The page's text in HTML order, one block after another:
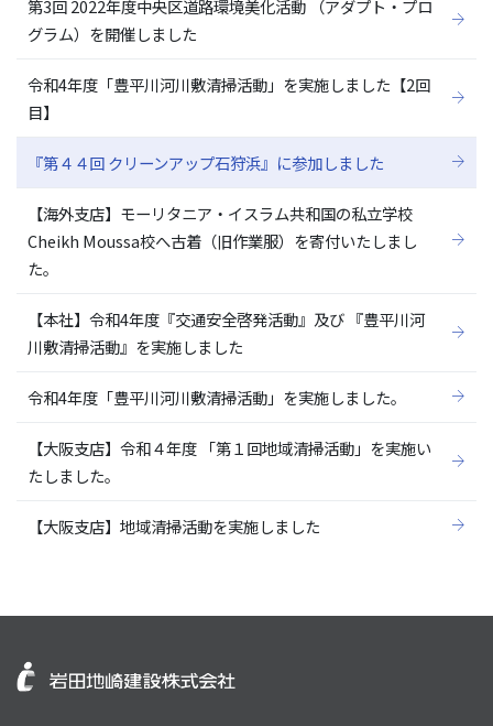
第3回 2022年度中央区道路環境美化活動 （アダプト・プロ
グラム）を開催しました
令和4年度「豊平川河川敷清掃活動」を実施しました【2回
目】
『第４４回 クリーンアップ石狩浜』に参加しました
【海外支店】モーリタニア・イスラム共和国の私立学校
Cheikh Moussa校へ古着（旧作業服）を寄付いたしまし
た。
【本社】令和4年度『交通安全啓発活動』及び 『豊平川河
川敷清掃活動』を実施しました
令和4年度「豊平川河川敷清掃活動」を実施しました。
【大阪支店】令和４年度 「第１回地域清掃活動」を実施い
たしました。
【大阪支店】地域清掃活動を実施しました